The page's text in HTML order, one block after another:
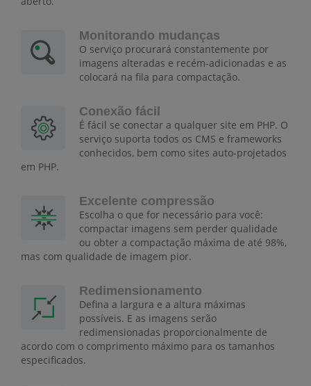
Monitorando mudanças
O serviço procurará constantemente por
imagens alteradas e recém-adicionadas e as
colocará na fila para compactação.
Conexão fácil
É fácil se conectar a qualquer site em PHP. O
serviço suporta todos os CMS e frameworks
conhecidos, bem como sites auto-projetados
em PHP.
Excelente compressão
Escolha o que for necessário para você:
compactar imagens sem perder qualidade
ou obter a compactação máxima de até 98%,
mas com qualidade de imagem pior.
Redimensionamento
Defina a largura e a altura máximas
possíveis. E as imagens serão
redimensionadas proporcionalmente de
acordo com o comprimento máximo para os tamanhos
especificados.